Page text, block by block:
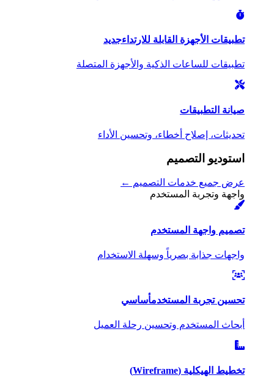
تطبيقات الأجهزة القابلة للارتداءجديد
تطبيقات للساعات الذكية والأجهزة المتصلة
صيانة التطبيقات
تحديثات، إصلاح أخطاء، وتحسين الأداء
استوديو التصميم
عرض جميع خدمات التصميم ←
واجهة وتجربة المستخدم
تصميم واجهة المستخدم
واجهات جذابة بصرياً وسهلة الاستخدام
تحسين تجربة المستخدمأساسي
أبحاث المستخدم وتحسين رحلة العميل
تخطيط الهيكلية (Wireframe)